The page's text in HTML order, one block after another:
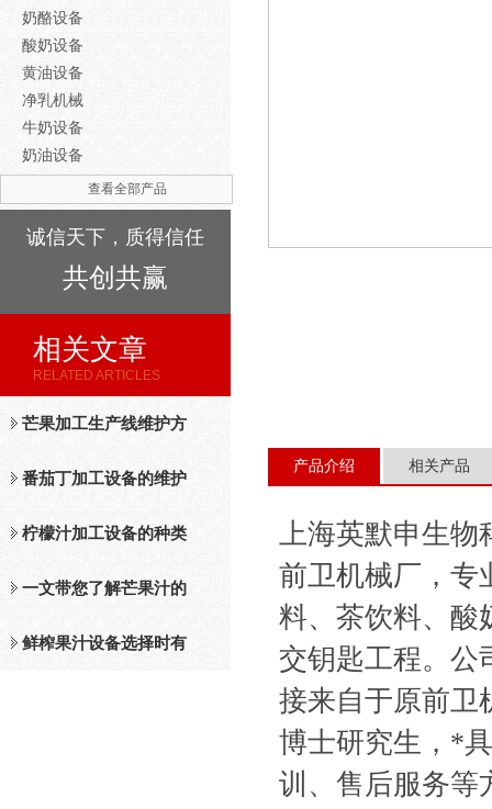
奶酪设备
酸奶设备
黄油设备
净乳机械
牛奶设备
奶油设备
查看全部产品
诚信天下，质得信任
共创共赢
相关文章
RELATED ARTICLES
芒果加工生产线维护方
法
番茄丁加工设备的维护
保养措施分析
柠檬汁加工设备的种类
及工作原理介绍
一文带您了解芒果汁的
整套设备和工作流程
鲜榨果汁设备选择时有
产品介绍 相关产品
上海英默申生物
前卫机械厂，专
料、茶饮料、酸
交钥匙工程。公
接来自于原前卫
博士研究生，*
训、售后服务等